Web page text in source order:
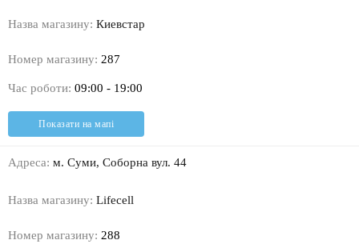
Назва магазину: Киевстар
Номер магазину: 287
Час роботи: 09:00 - 19:00
Показати на мапі
Адреса: м. Суми, Соборна вул. 44
Назва магазину: Lifecell
Номер магазину: 288